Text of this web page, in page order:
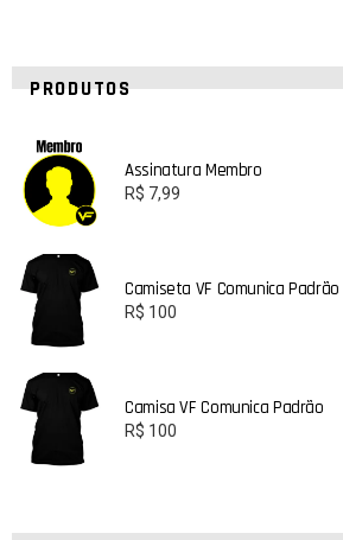
PRODUTOS
Assinatura Membro
R$ 7,99
Camiseta VF Comunica Padrão
R$ 100
Camisa VF Comunica Padrão
R$ 100